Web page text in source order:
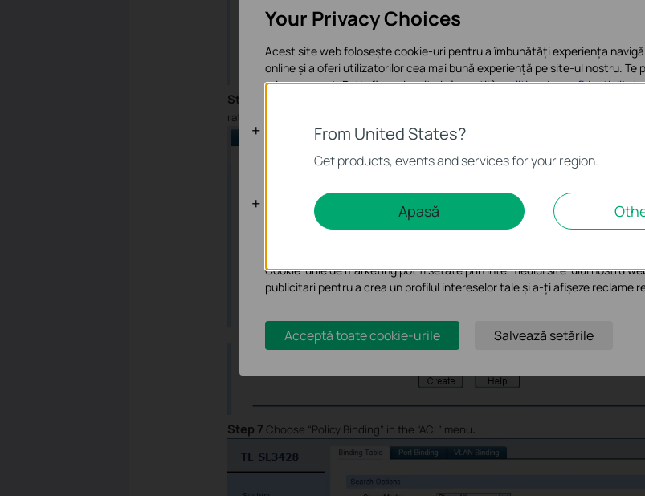
Step 6
In the “Action Create” menu, we bind the policy to the ACL rule we set
rate as 1280Kbps:
Step 7 Choose “Policy Binding” in the “ACL” menu:
From United States?
Get products, events and services for your region.
Apasă
Your Privacy Choices
Acest site web folosește cookie-uri pentru a îmbunătăți experiența
online și a oferi utilizatorilor cea mai bună experiență pe site-ul nostru. Te
orice moment. Poți afla mai multe informații înpolitica de
Cookie-uri de bază
Aceste cookie-uri sunt necesare pentru funcționarea site-ului web și nu
Cookie-uri de analiză și marketing
Cookie-urile de analiză ne permit să analizăm activitățile tale de pe site-
Cookie-urile de marketing pot fi setate prin intermediul site-ului nostru
publicitari pentru a crea un profilul intereselor tale și a-ți afișeze reclame
Acceptă toate cookie-urile Salvează setările